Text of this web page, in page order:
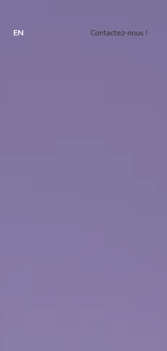
EN Contactez-nous !